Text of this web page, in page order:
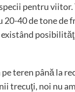
pentru viitor.
40 de tone de
pe teren până la
trecuţi, noi nu